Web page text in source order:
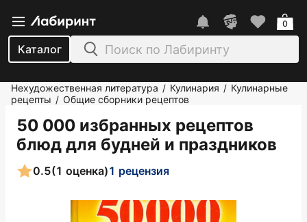
Каталог
0
Нехудожественная литература / Кулинария / Кулинарные
рецепты / Общие сборники рецептов
50 000 избранных рецептов
блюд для будней и праздников
0.5(1 оценка)1 рецензия